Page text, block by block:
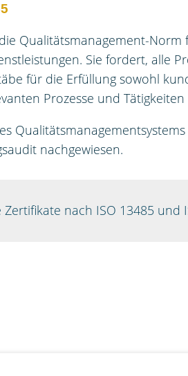
Qualitätsmanagement-
Sie fordert, alle
für die Erfüllung sowohl
Prozesse und Tätigkeiten
nachgewiesen.
nach ISO 13485 und